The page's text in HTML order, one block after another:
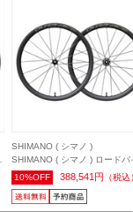
SHIMANO ( シマノ )
SHIMANO ( シマノ ) ロードバ
用ホイール(ディスクブレーキ
WH-R9370-C50-TL-F チュー
ス DURA-ACE ( デュラエース
10%OFF 388,541円 （税